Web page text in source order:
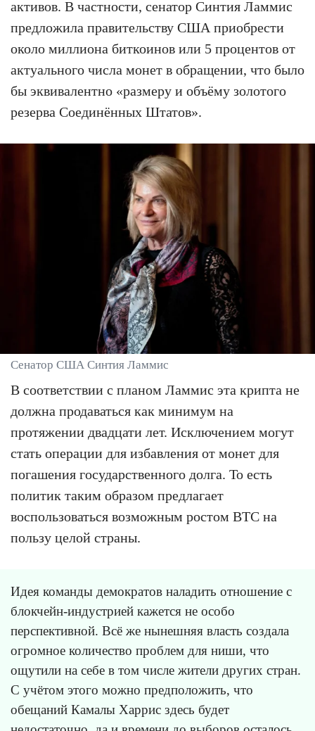
активов. В частности, сенатор Синтия Ламмис
предложила правительству США приобрести
около миллиона биткоинов или 5 процентов от
актуального числа монет в обращении, что было
бы эквивалентно «размеру и объёму золотого
резерва Соединённых Штатов».
Сенатор США Синтия Ламмис
В соответствии с планом Ламмис эта крипта не
должна продаваться как минимум на
протяжении двадцати лет. Исключением могут
стать операции для избавления от монет для
погашения государственного долга. То есть
политик таким образом предлагает
воспользоваться возможным ростом BTC на
пользу целой страны.
Идея команды демократов наладить отношение с
блокчейн-индустрией кажется не особо
перспективной. Всё же нынешняя власть создала
огромное количество проблем для ниши, что
ощутили на себе в том числе жители других стран.
С учётом этого можно предположить, что
обещаний Камалы Харрис здесь будет